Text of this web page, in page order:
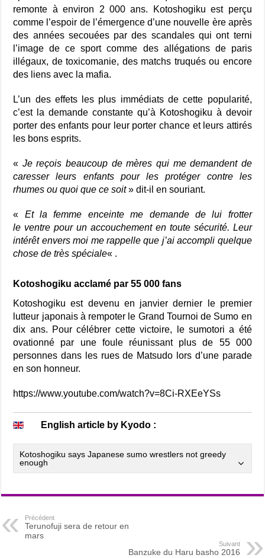
remonte à environ 2 000 ans. Kotoshogiku est perçu
comme l’espoir de l’émergence d’une nouvelle ère après
des années secouées par des scandales qui ont terni
l’image de ce sport comme des allégations de paris
illégaux, de toxicomanie, des matchs truqués ou encore
des liens avec la mafia.
L’un des effets les plus immédiats de cette popularité,
c’est la demande constante qu’à Kotoshogiku à devoir
porter des enfants pour leur porter chance et leurs attirés
les bons esprits.
« Je reçois beaucoup de mères qui me demandent de
caresser leurs enfants pour les protéger contre les
rhumes ou quoi que ce soit» dit-il en souriant.
« Et la femme enceinte me demande de lui frotter
le ventre pour un accouchement en toute sécurité. Leur
intérêt envers moi me rappelle que j’ai accompli quelque
chose de très spéciale« .
Kotoshogiku acclamé par 55 000 fans
Kotoshogiku est devenu en janvier dernier le premier
lutteur japonais à rempoter le Grand Tournoi de Sumo en
dix ans. Pour célébrer cette victoire, le sumotori a été
ovationné par une foule réunissant plus de 55 000
personnes dans les rues de Matsudo lors d’une parade
en son honneur.
https://www.youtube.com/watch?v=8Ci-RXEeYSs
English article by Kyodo :
Kotoshogiku says Japanese sumo wrestlers not greedy
enough
Précédent
Terunofuji sera de retour en
mars
Suivant
Banzuke du Haru basho 2016